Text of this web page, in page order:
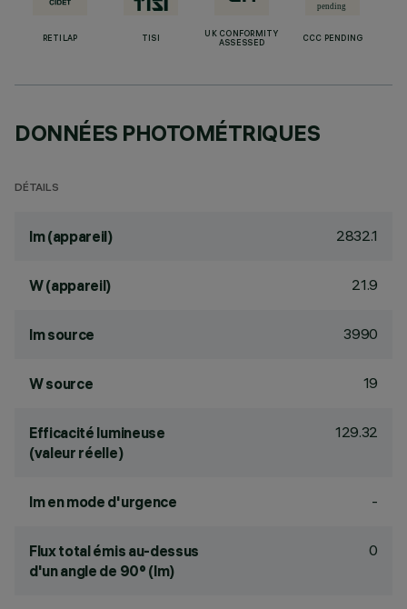
RETILAP TISI
UK CONFORMITY
ASSESSED
CCC PENDING
DONNÉES PHOTOMÉTRIQUES
DÉTAILS
lm (appareil) 2832.1
W (appareil) 21.9
lm source 3990
W source 19
Efficacité lumineuse
(valeur réelle)
129.32
lm en mode d'urgence -
Flux total émis au-dessus
d'un angle de 90° (lm)
0